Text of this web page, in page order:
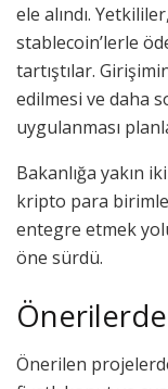
ele alındı.
stablecoin’lerle
tartıştılar.
edilmesi ve daha
uygulanması
Bakanlığa yakın
kripto para
entegre etmek
öne sürdü.
Önerilen